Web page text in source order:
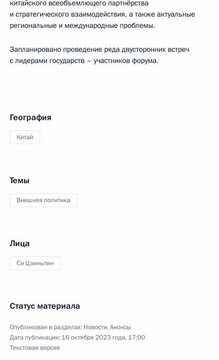
китайского всеобъемлющего партнёрства
и стратегического взаимодействия, а также актуальные
региональные и международные проблемы.
Запланировано проведение ряда двусторонних встреч
с лидерами государств – участников форума.
География
Китай
Темы
Внешняя политика
Лица
Си Цзиньпин
Статус материала
Опубликован в разделах: Новости,Анонсы
Дата публикации: 16 октября 2023 года, 17:00
Текстовая версия